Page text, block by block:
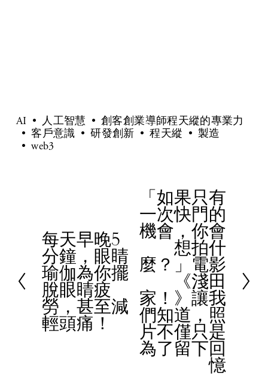
AI 人工智慧
創客創業導師程天縱的專業力
客戶意識
研發創新 程天縱
製造
web3
P
r
e
v
i
o
每天早晚5
分鐘，眼睛
瑜伽為你擺
脫眼睛疲
勞，甚至減
輕頭痛！
「如果只有
一次快門的
機會，你會
想拍什
麼？」電影
《淺田
家！》讓我
們知道，照
片不僅只是
為了留下回
憶